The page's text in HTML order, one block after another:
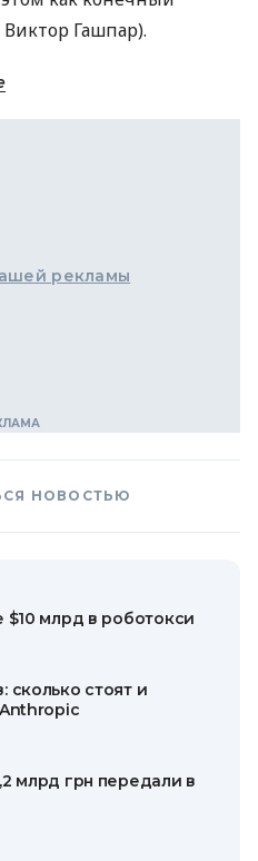
Гашпар).
рекламы
НОВОСТЬЮ
$10 млрд в роботокси
сколько стоят и
млрд грн передали в